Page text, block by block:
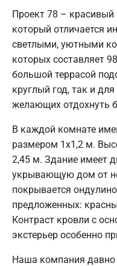
Проект 78 –
который отличается
светлыми, уютными
которых составляет
большой террасой
круглый год, так и
желающих отдохнуть
В каждой комнате
размером 1x1,2 м.
2,45 м. Здание имеет
укрывающую дом от
покрывается
предложенных:
Контраст кровли с
экстерьер особенно
Наша компания давно